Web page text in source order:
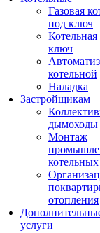
Газовая
под ключ
ключ
котельной
Наладка
Застройщикам
дымоходы
Монтаж
котельных
отопления
услуги